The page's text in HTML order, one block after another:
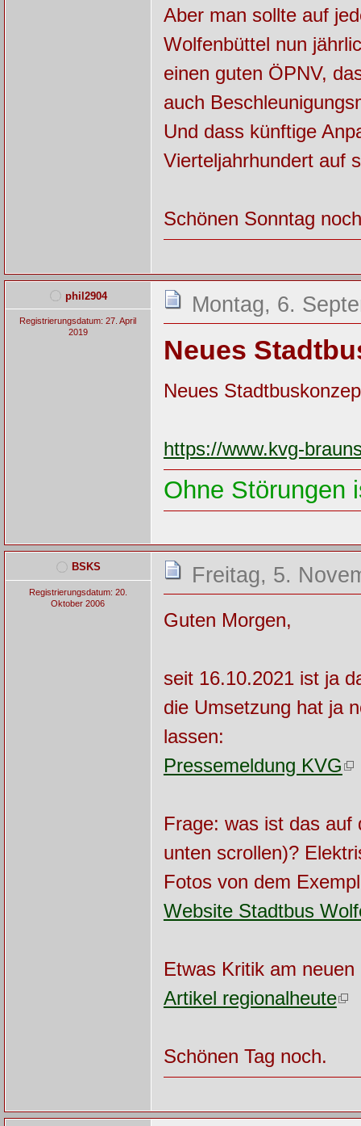
Aber man sollte auf
Wolfenbüttel nun
einen guten ÖPNV,
auch
Und dass künftige
Vierteljahrhundert auf
Schönen Sonntag
phil2904
Registrierungsdatum: 27. April
2019
Montag, 6.
Neues
Neues
https://www.kvg-
Ohne Störungen
BSKS
Registrierungsdatum: 20.
Oktober 2006
Freitag, 5.
Guten Morgen,
seit 16.10.2021 ist ja
die Umsetzung hat ja
lassen:
Pressemeldung KVG
Frage: was ist das
unten scrollen)?
Fotos von dem
Website Stadtbus
Etwas Kritik am
Artikel regionalheute
Schönen Tag noch.